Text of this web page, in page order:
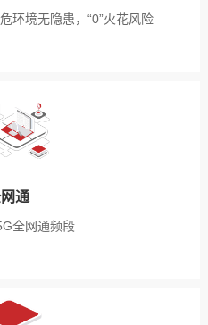
环境无隐患，“0”火花风险
通
全网通频段